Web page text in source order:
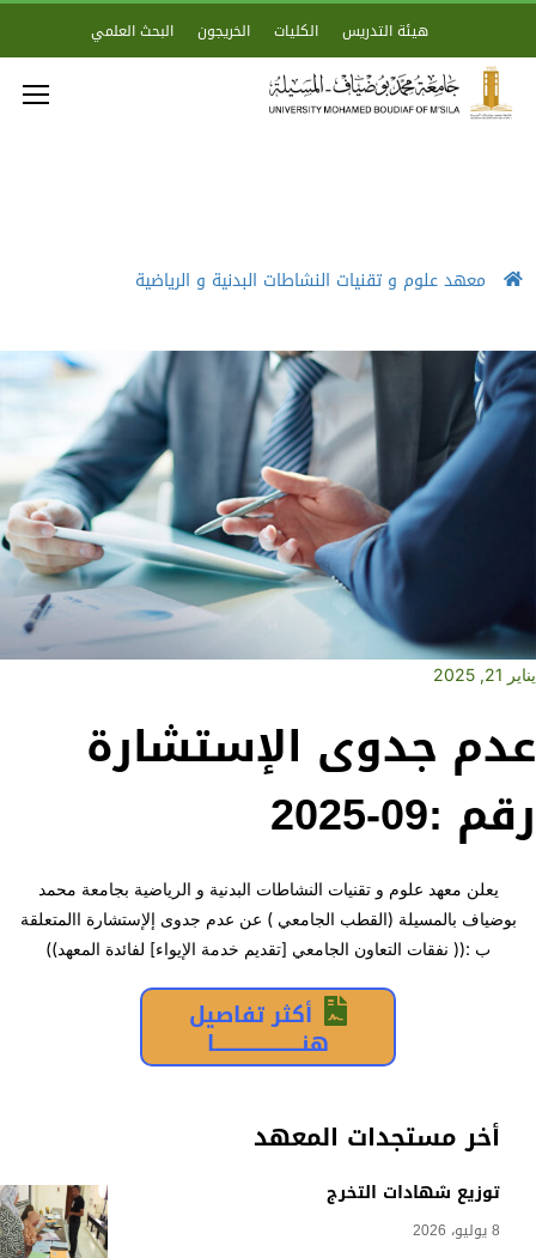
هيئة التدريس الكليات الخريجون البحث العلمي
معهد علوم و تقنيات النشاطات البدنية و الرياضية
أخر مستجدات المعهد
توزيع شهادات التخرج
8 يوليو، 2026
يناير 21, 2025
عدم جدوى الإستشارة
رقم :09-2025
يعلن معهد علوم و تقنيات النشاطات البدنية و الرياضية بجامعة محمد
بوضياف بالمسيلة (القطب الجامعي ) عن عدم جدوى إلإستشارة االمتعلقة
ب :(( نفقات التعاون الجامعي [تقديم خدمة الإيواء] لفائدة المعهد))
أكثر تفاصيل
هنــــــــــــــــــــــــا